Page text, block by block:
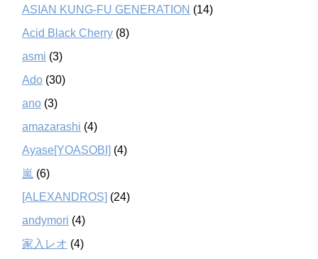
ASIAN KUNG-FU GENERATION (14)
Acid Black Cherry (8)
asmi (3)
Ado (30)
ano (3)
amazarashi (4)
Ayase[YOASOBI] (4)
嵐 (6)
[ALEXANDROS] (24)
andymori (4)
家入レオ (4)